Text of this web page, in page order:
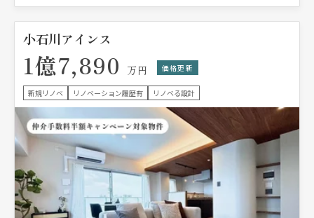
小石川アインス
1億7,890 万円 価格更新
新規リノベ リノベーション履歴有 リノベる設計